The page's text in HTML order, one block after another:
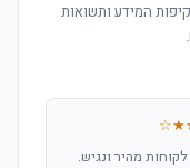
המידע ותשואות
מהיר ונגיש.